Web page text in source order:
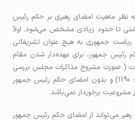
نظر ماهیت امضای رهبری بر حکم رئیس
تا حدود زیادی مشخص می‌شود. اولاً
جمهوری به هیچ عنوان تشریفاتی
رئیس جمهور، برای عهده‌دار شدن مقام
( صورت مشروح مذاكرات مجلس بررسي
نهايي قـانون اساسی، 1364: 1190) و بدون امضای حکم رئیس جمهور
برخوردار نمی‌باشد.
رهبر می‌تواند از امضای حکم رئیس جمهور